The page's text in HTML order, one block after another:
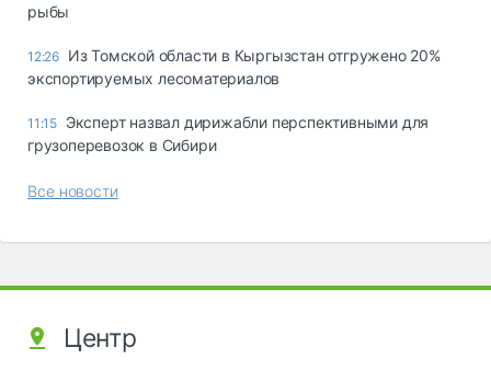
рыбы
12:26 Из Томской области в Кыргызстан отгружено 20%
экспортируемых лесоматериалов
11:15 Эксперт назвал дирижабли перспективными для
грузоперевозок в Сибири
Все новости
Центр